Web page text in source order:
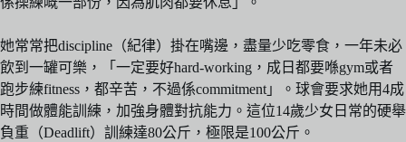
她常常把discipline（紀律）掛在嘴邊，盡量少吃零食，一年未必
飲到一罐可樂，「一定要好hard-working，成日都要喺gym或者
跑步練fitness，都辛苦，不過係commitment」。球會要求她用4成
時間做體能訓練，加強身體對抗能力。這位14歲少女日常的硬舉
負重（Deadlift）訓練達80公斤，極限是100公斤。